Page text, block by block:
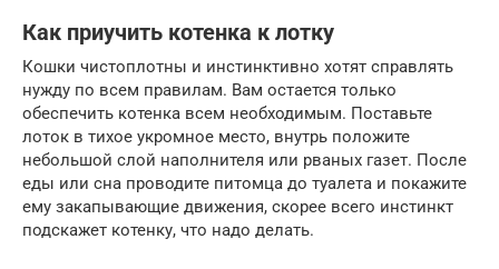
Как приучить котенка к лотку
Кошки чистоплотны и инстинктивно хотят справлять
нужду по всем правилам. Вам остается только
обеспечить котенка всем необходимым. Поставьте
лоток в тихое укромное место, внутрь положите
небольшой слой наполнителя или рваных газет. После
еды или сна проводите питомца до туалета и покажите
ему закапывающие движения, скорее всего инстинкт
подскажет котенку, что надо делать.